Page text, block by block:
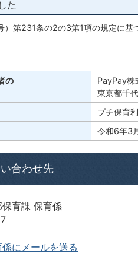
た
第231条の2の3第1項の規定に基
の
PayPay株
東京都千
プチ保育
令和6年3
合わせ先
育課 保育係
にメールを送る